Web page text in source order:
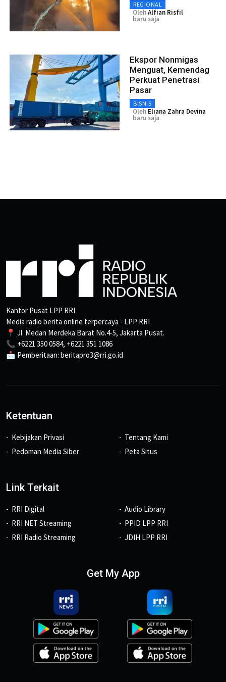
REGIONAL
OlehAlfian Risfil
baru saja
Ekspor Nonmigas
Menguat, Kemendag
Perkuat Penetrasi
Pasar
BISNIS
Oleh Eliana Zahra Devina
baru saja
Kantor Pusat LPP RRI
Media radio berita online terpercaya - LPP RRI
📍 Jl. Medan Merdeka Barat No.4-5, Jakarta Pusat.
📞 +6221 350 0584, +6221 351 1086
📩 Pemberitaan: beritapro3@rri.go.id
Ketentuan
Kebijakan Privasi
Pedoman Media Siber
Tentang Kami
Peta Situs
Link Terkait
RRI Digital
RRI NET Streaming
RRI Radio Streaming
Audio Library
PPID LPP RRI
JDIH LPP RRI
Get My App